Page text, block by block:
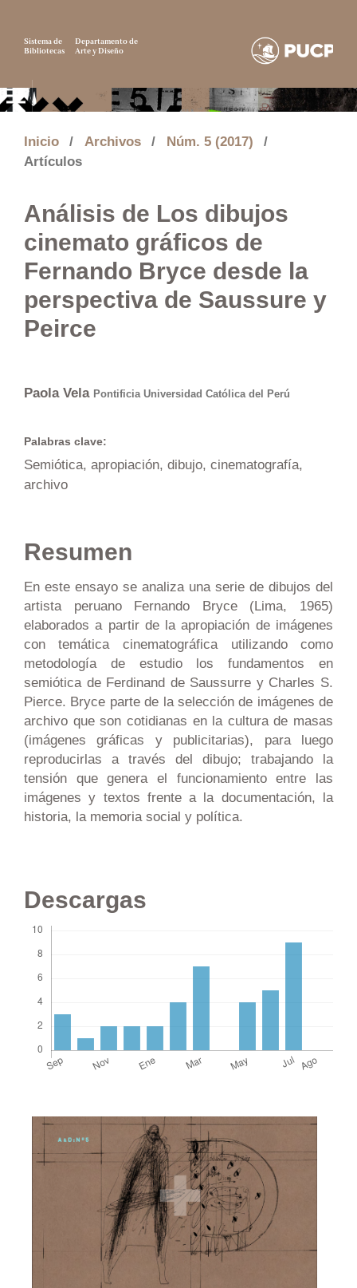
Sistema de
Bibliotecas
Departamento de
Arte y Diseño
Inicio / Archivos / Núm. 5 (2017)
/
Artículos
Análisis de Los dibujos
cinemato gráficos de
Fernando Bryce desde la
perspectiva de Saussure y
Peirce
Paola Vela Pontificia Universidad Católica del Perú
Palabras clave:
Semiótica, apropiación, dibujo, cinematografía,
archivo
Resumen
En este ensayo se analiza una serie de dibujos del
artista peruano Fernando Bryce (Lima, 1965)
elaborados a partir de la apropiación de imágenes
con temática cinematográfica utilizando como
metodología de estudio los fundamentos en
semiótica de Ferdinand de Saussurre y Charles S.
Pierce. Bryce parte de la selección de imágenes de
archivo que son cotidianas en la cultura de masas
(imágenes gráficas y publicitarias), para luego
reproducirlas a través del dibujo; trabajando la
tensión que genera el funcionamiento entre las
imágenes y textos frente a la documentación, la
historia, la memoria social y política.
Descargas